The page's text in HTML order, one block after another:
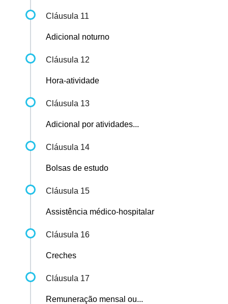
Cláusula 11
Adicional noturno
Cláusula 12
Hora-atividade
Cláusula 13
Adicional por atividades...
Cláusula 14
Bolsas de estudo
Cláusula 15
Assistência médico-hospitalar
Cláusula 16
Creches
Cláusula 17
Remuneração mensal ou...